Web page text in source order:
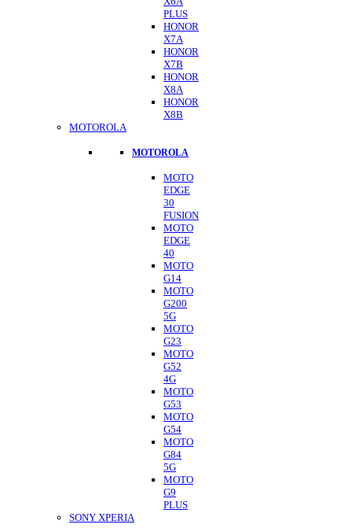
PLUS
HONOR
X7A
HONOR
X7B
HONOR
X8A
HONOR
X8B
MOTOROLA
MOTOROLA
MOTO
EDGE
30
FUSION
MOTO
EDGE
40
MOTO
G14
MOTO
G200
5G
MOTO
G23
MOTO
G52
4G
MOTO
G53
MOTO
G54
MOTO
G84
5G
MOTO
G9
PLUS
SONY XPERIA